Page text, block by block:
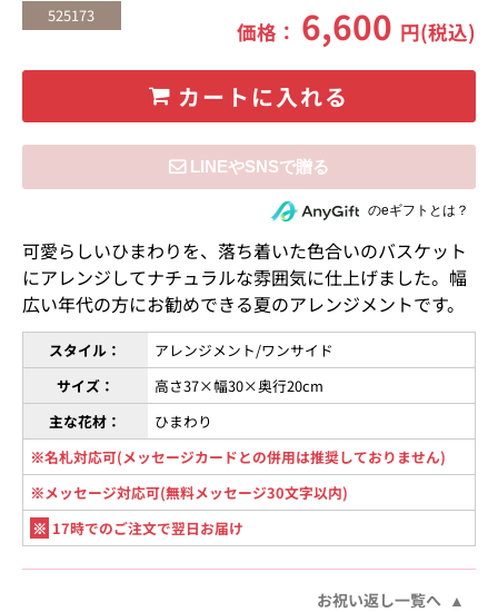
525173
価格： 6,600 円(税込)
カートに入れる
住所を知らない相手にeギフトで贈るのeギフトとは？
可愛らしいひまわりを、落ち着いた色合いのバスケット
にアレンジしてナチュラルな雰囲気に仕上げました。幅
広い年代の方にお勧めできる夏のアレンジメントです。
スタイル：
アレンジメント/ワンサイド
サイズ：
高さ37×幅30×奥行20cm
主な花材：
ひまわり
※名札対応可(メッセージカードとの併用は推奨しておりません)
※メッセージ対応可(無料メッセージ30文字以内)
※ 17時でのご注文で翌日お届け
お祝い返し一覧へ